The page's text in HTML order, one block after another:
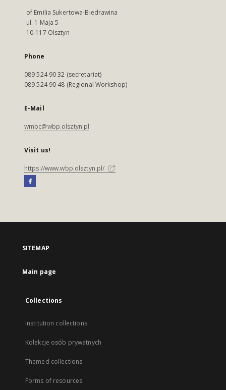
of Emilia Sukertowa-Biedrawina
ul. 1 Maja 5
10-117 Olsztyn
Phone
089 524 90 32 (secretariat)
089 524 90 48 (Regional Workshop)
E-Mail
wmbc@wbp.olsztyn.pl
Visit us!
https://www.wbp.olsztyn.pl/
SITEMAP
Main page
Collections
Institution collections
Kolekcje osób prywatnych
Themed collections
Forms of resources